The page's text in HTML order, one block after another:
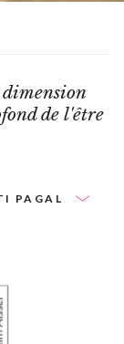
de l'être
PAGAL